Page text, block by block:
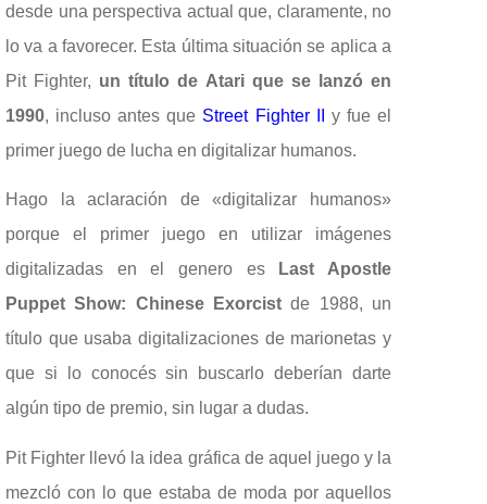
desde una perspectiva actual que, claramente, no
lo va a favorecer. Esta última situación se aplica a
Pit Fighter, un título de Atari que se lanzó en
1990, incluso antes que Street Fighter II
y fue el
primer juego de lucha en digitalizar humanos.
Hago la aclaración de «digitalizar humanos»
porque el primer juego en utilizar imágenes
digitalizadas en el genero es
Last Apostle
Puppet Show: Chinese Exorcist de 1988, un
título que usaba digitalizaciones de marionetas y
que si lo conocés sin buscarlo deberían darte
algún tipo de premio, sin lugar a dudas.
Pit Fighter llevó la idea gráfica de aquel juego y la
mezcló con lo que estaba de moda por aquellos